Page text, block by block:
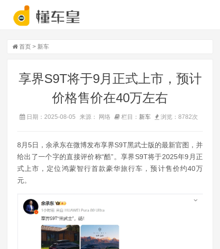
首页 > 新车
享界S9T将于9月正式上市，预计
价格售价在40万左右
日期：2025-08-05 来源： 网络 栏目： 新车 浏览： 8782次
8月5日，余承东在微博发布享界S9T黑武士版的最新官图，并
给出了一个字的直接评价称“酷”。享界S9T将于2025年9月正
式上市，定位鸿蒙智行首款豪华旅行车，预计售价约40万
元。